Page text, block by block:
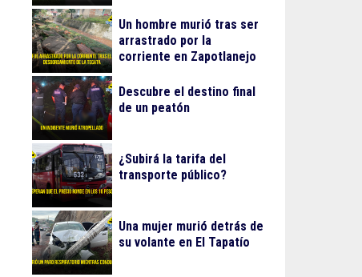
Un hombre murió tras ser
arrastrado por la
corriente en Zapotlanejo
Descubre el destino final
de un peatón
¿Subirá la tarifa del
transporte público?
Una mujer murió detrás de
su volante en El Tapatío